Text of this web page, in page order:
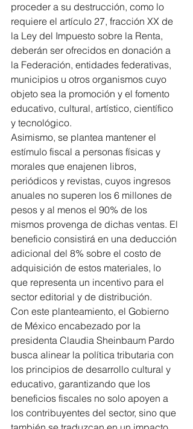
proceder a su destrucción, como lo
requiere el artículo 27, fracción XX de
la Ley del Impuesto sobre la Renta,
deberán ser ofrecidos en donación a
la Federación, entidades federativas,
municipios u otros organismos cuyo
objeto sea la promoción y el fomento
educativo, cultural, artístico, científico
y tecnológico.
Asimismo, se plantea mantener el
estímulo fiscal a personas físicas y
morales que enajenen libros,
periódicos y revistas, cuyos ingresos
anuales no superen los 6 millones de
pesos y al menos el 90% de los
mismos provenga de dichas ventas. El
beneficio consistirá en una deducción
adicional del 8% sobre el costo de
adquisición de estos materiales, lo
que representa un incentivo para el
sector editorial y de distribución.
Con este planteamiento, el Gobierno
de México encabezado por la
presidenta Claudia Sheinbaum Pardo
busca alinear la política tributaria con
los principios de desarrollo cultural y
educativo, garantizando que los
beneficios fiscales no solo apoyen a
los contribuyentes del sector, sino que